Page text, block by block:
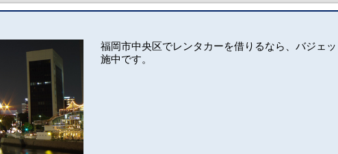
福岡市中央区でレンタカーを借りるなら、バジェ
施中です。